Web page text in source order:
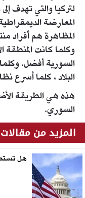
لتركيا والتي تهدف
المعارضة
المظاهرة هم أفراد
وكلما كانت المنطقة
السورية أفضل.
البلاد ، كلما أسرع
هذه هي الطريقة
السوري.
المزيد من
هل